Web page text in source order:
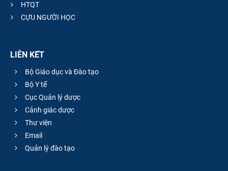
HTQT
CỰU NGƯỜI HỌC
LIÊN KẾT
Bộ Giáo dục và Đào tạo
Bộ Y tế
Cục Quản lý dược
Cảnh giác dược
Thư viện
Email
Quản lý đào tạo